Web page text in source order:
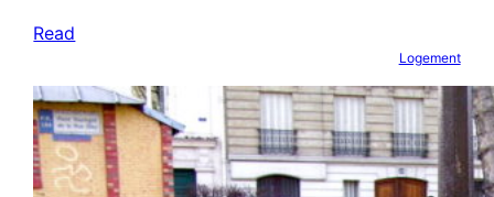
Read
Logement